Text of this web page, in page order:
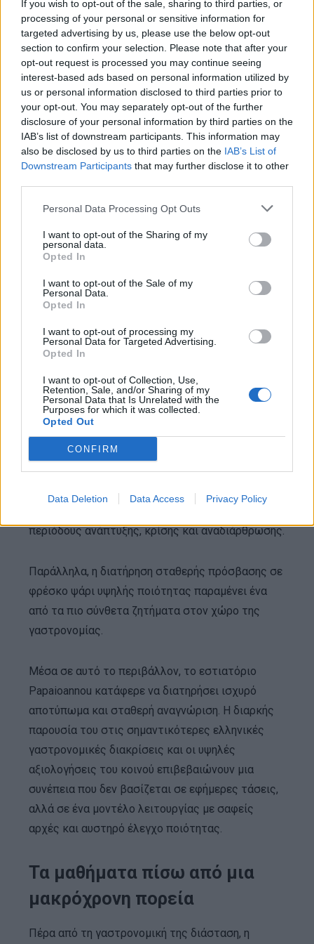
If you wish to opt-out of the sale, sharing to third parties, or
processing of your personal or sensitive information for
targeted advertising by us, please use the below opt-out
section to confirm your selection. Please note that after your
opt-out request is processed you may continue seeing
interest-based ads based on personal information utilized by
us or personal information disclosed to third parties prior to
your opt-out. You may separately opt-out of the further
disclosure of your personal information by third parties on the
IAB’s list of downstream participants. This information may
also be disclosed by us to third parties on the IAB’s List of
Downstream Participants that may further disclose it to other
Personal Data Processing Opt Outs
I want to opt-out of the Sharing of my
personal data.
Opted In
I want to opt-out of the Sale of my
Personal Data.
Opted In
I want to opt-out of processing my
Personal Data for Targeted Advertising.
Opted In
I want to opt-out of Collection, Use,
Retention, Sale, and/or Sharing of my
Personal Data that Is Unrelated with the
Purposes for which it was collected.
Opted Out
CONFIRM
Data Deletion Data Access Privacy Policy
Η νέα τοποθεσία έφερε μεγαλύτερη προβολή,
αυξημένες απαιτήσεις και υψηλότερες
προσδοκίες από το κοινό, χωρίς όμως να
μεταβάλει τον βασικό πυρήνα της φιλοσοφίας
του εστιατορίου. Η έμφαση παρέμεινε στην
ποιότητα της πρώτης ύλης και στη συνέπεια της
εμπειρίας.
Η επέκταση ακολούθησε αρκετά αργότερα, με νέα
στη Βουλιαγμένη και στη συνέχεια στη Μύκονο. Ο
ρυθμός ανάπτυξης υπήρξε μετρημένος και
ελεγχόμενος, στοιχείο που αντανακλά μια
ποιότητας αντί της ταχείας κλιμάκωσης.
Παρά τη γεωγραφική ανάπτυξη, το Μικρολίμανο
εξακολουθεί να αποτελεί το σημείο αναφοράς της
ταυτότητας του ομίλου.
Η ανθεκτικότητα ως σύστημα
Στη διάρκεια των τελευταίων δεκαετιών, το
Μικρολίμανο άλλαξε ριζικά. Η περιοχή
μετασχηματίστηκε αστικά, εμπορικά και
περιόδους ανάπτυξης, κρίσης και αναδιάρθρωσης.
Παράλληλα, η διατήρηση σταθερής πρόσβασης σε
φρέσκο ψάρι υψηλής ποιότητας παραμένει ένα
από τα πιο σύνθετα ζητήματα στον χώρο της
γαστρονομίας.
Μέσα σε αυτό το περιβάλλον, το εστιατόριο
Papaioannou κατάφερε να διατηρήσει ισχυρό
αποτύπωμα και σταθερή αναγνώριση. Η διαρκής
παρουσία του στις σημαντικότερες ελληνικές
γαστρονομικές διακρίσεις και οι υψηλές
αξιολογήσεις του κοινού επιβεβαιώνουν μια
συνέπεια που δεν βασίζεται σε εφήμερες τάσεις,
αλλά σε ένα μοντέλο λειτουργίας με σαφείς
αρχές και αυστηρό έλεγχο ποιότητας.
Τα μαθήματα πίσω από μια
μακρόχρονη πορεία
Πέρα από τη γαστρονομική της διάσταση, η